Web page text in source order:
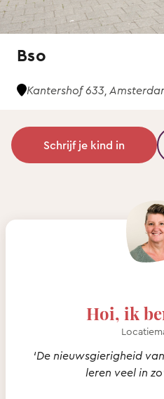
Bso
Kantershof 633,
Schrijf je kind in
Hoi, ik
‘De nieuwsgierigheid
leren veel in